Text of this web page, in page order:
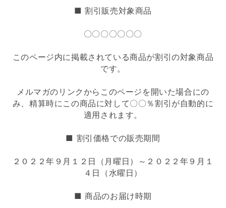
■ 割引販売対象商品
〇〇〇〇〇〇〇
このページ内に掲載されている商品が割引の対象商品
です。
メルマガのリンクからこのページを開いた場合にの
み、精算時にこの商品に対して〇〇％割引が自動的に
適用されます。
■ 割引価格での販売期間
２０２２年９月１２日（月曜日）～２０２２年９月１
４日（水曜日）
■ 商品のお届け時期